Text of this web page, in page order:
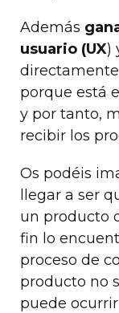
Además
usuario (UX)
porque está
y por tanto,
recibir los
Os podéis
llegar a ser
un producto
fin lo
proceso de
producto no
puede